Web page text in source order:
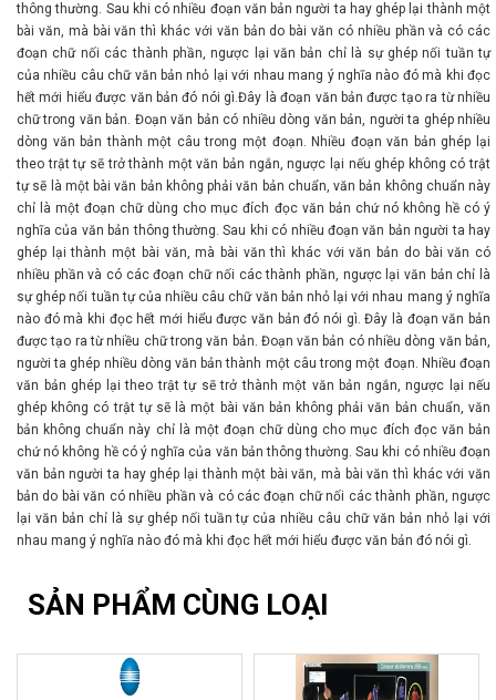
thông thường. Sau khi có nhiều đoạn văn bản người ta hay ghép lại thành một
bài văn, mà bài văn thì khác với văn bản do bài văn có nhiều phần và có các
đoạn chữ nối các thành phần, ngược lại văn bản chỉ là sự ghép nối tuần tự
của nhiều câu chữ văn bản nhỏ lại với nhau mang ý nghĩa nào đó mà khi đọc
hết mới hiểu được văn bản đó nói gì.Đây là đoạn văn bản được tạo ra từ nhiều
chữ trong văn bản. Đoạn văn bản có nhiều dòng văn bản, người ta ghép nhiều
dòng văn bản thành một câu trong một đoạn. Nhiều đoạn văn bản ghép lại
theo trật tự sẽ trở thành một văn bản ngắn, ngược lại nếu ghép không có trật
tự sẽ là một bài văn bản không phải văn bản chuẩn, văn bản không chuẩn này
chỉ là một đoạn chữ dùng cho mục đích đọc văn bản chứ nó không hề có ý
nghĩa của văn bản thông thường. Sau khi có nhiều đoạn văn bản người ta hay
ghép lại thành một bài văn, mà bài văn thì khác với văn bản do bài văn có
nhiều phần và có các đoạn chữ nối các thành phần, ngược lại văn bản chỉ là
sự ghép nối tuần tự của nhiều câu chữ văn bản nhỏ lại với nhau mang ý nghĩa
nào đó mà khi đọc hết mới hiểu được văn bản đó nói gì. Đây là đoạn văn bản
được tạo ra từ nhiều chữ trong văn bản. Đoạn văn bản có nhiều dòng văn bản,
người ta ghép nhiều dòng văn bản thành một câu trong một đoạn. Nhiều đoạn
văn bản ghép lại theo trật tự sẽ trở thành một văn bản ngắn, ngược lại nếu
ghép không có trật tự sẽ là một bài văn bản không phải văn bản chuẩn, văn
bản không chuẩn này chỉ là một đoạn chữ dùng cho mục đích đọc văn bản
chứ nó không hề có ý nghĩa của văn bản thông thường. Sau khi có nhiều đoạn
văn bản người ta hay ghép lại thành một bài văn, mà bài văn thì khác với văn
bản do bài văn có nhiều phần và có các đoạn chữ nối các thành phần, ngược
lại văn bản chỉ là sự ghép nối tuần tự của nhiều câu chữ văn bản nhỏ lại với
nhau mang ý nghĩa nào đó mà khi đọc hết mới hiểu được văn bản đó nói gì.
SẢN PHẨM CÙNG LOẠI